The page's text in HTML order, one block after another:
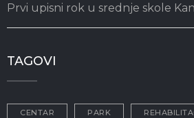
Prvi upisni rok u srednje skole
TAGOVI
CENTAR PARK